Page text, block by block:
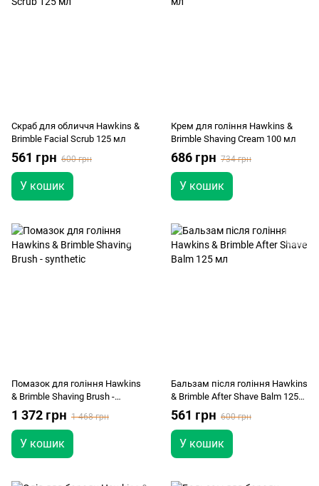
Скраб для обличчя Hawkins &
Brimble Facial Scrub 125 мл
561 грн 600 грн
У кошик
Крем для гоління Hawkins &
Brimble Shaving Cream 100 мл
686 грн 734 грн
У кошик
Помазок для гоління Hawkins
& Brimble Shaving Brush -
synthetic
1 372 грн 1 468 грн
У кошик
Бальзам після гоління Hawkins
& Brimble After Shave Balm 125
мл
561 грн 600 грн
У кошик